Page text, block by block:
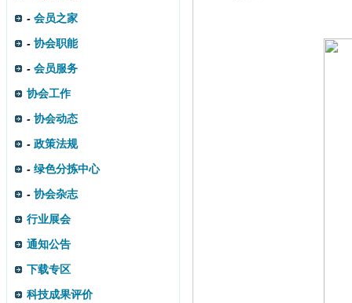
- 会员之家
- 协会职能
- 会员服务
协会工作
- 协会动态
- 政策法规
- 绿色分拣中心
- 协会杂志
行业展会
通知公告
下载专区
科技成果评价